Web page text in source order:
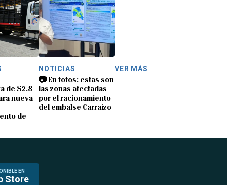
de $2.8
nueva
de
NOTICIAS
📷 En fotos: estas son
las zonas afectadas
por el racionamiento
del embalse Carraízo
VER MÁS
EN
Store